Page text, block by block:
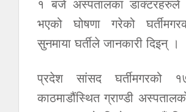
१ बजे अस्पतालका डाक्टरहरुले
भएको घोषणा गरेको
सुनमाया घर्तीले जानकारी दिइन् ।
प्रदेश सांसद घर्तीमगरको
काठमाडौंस्थित ग्राण्डी